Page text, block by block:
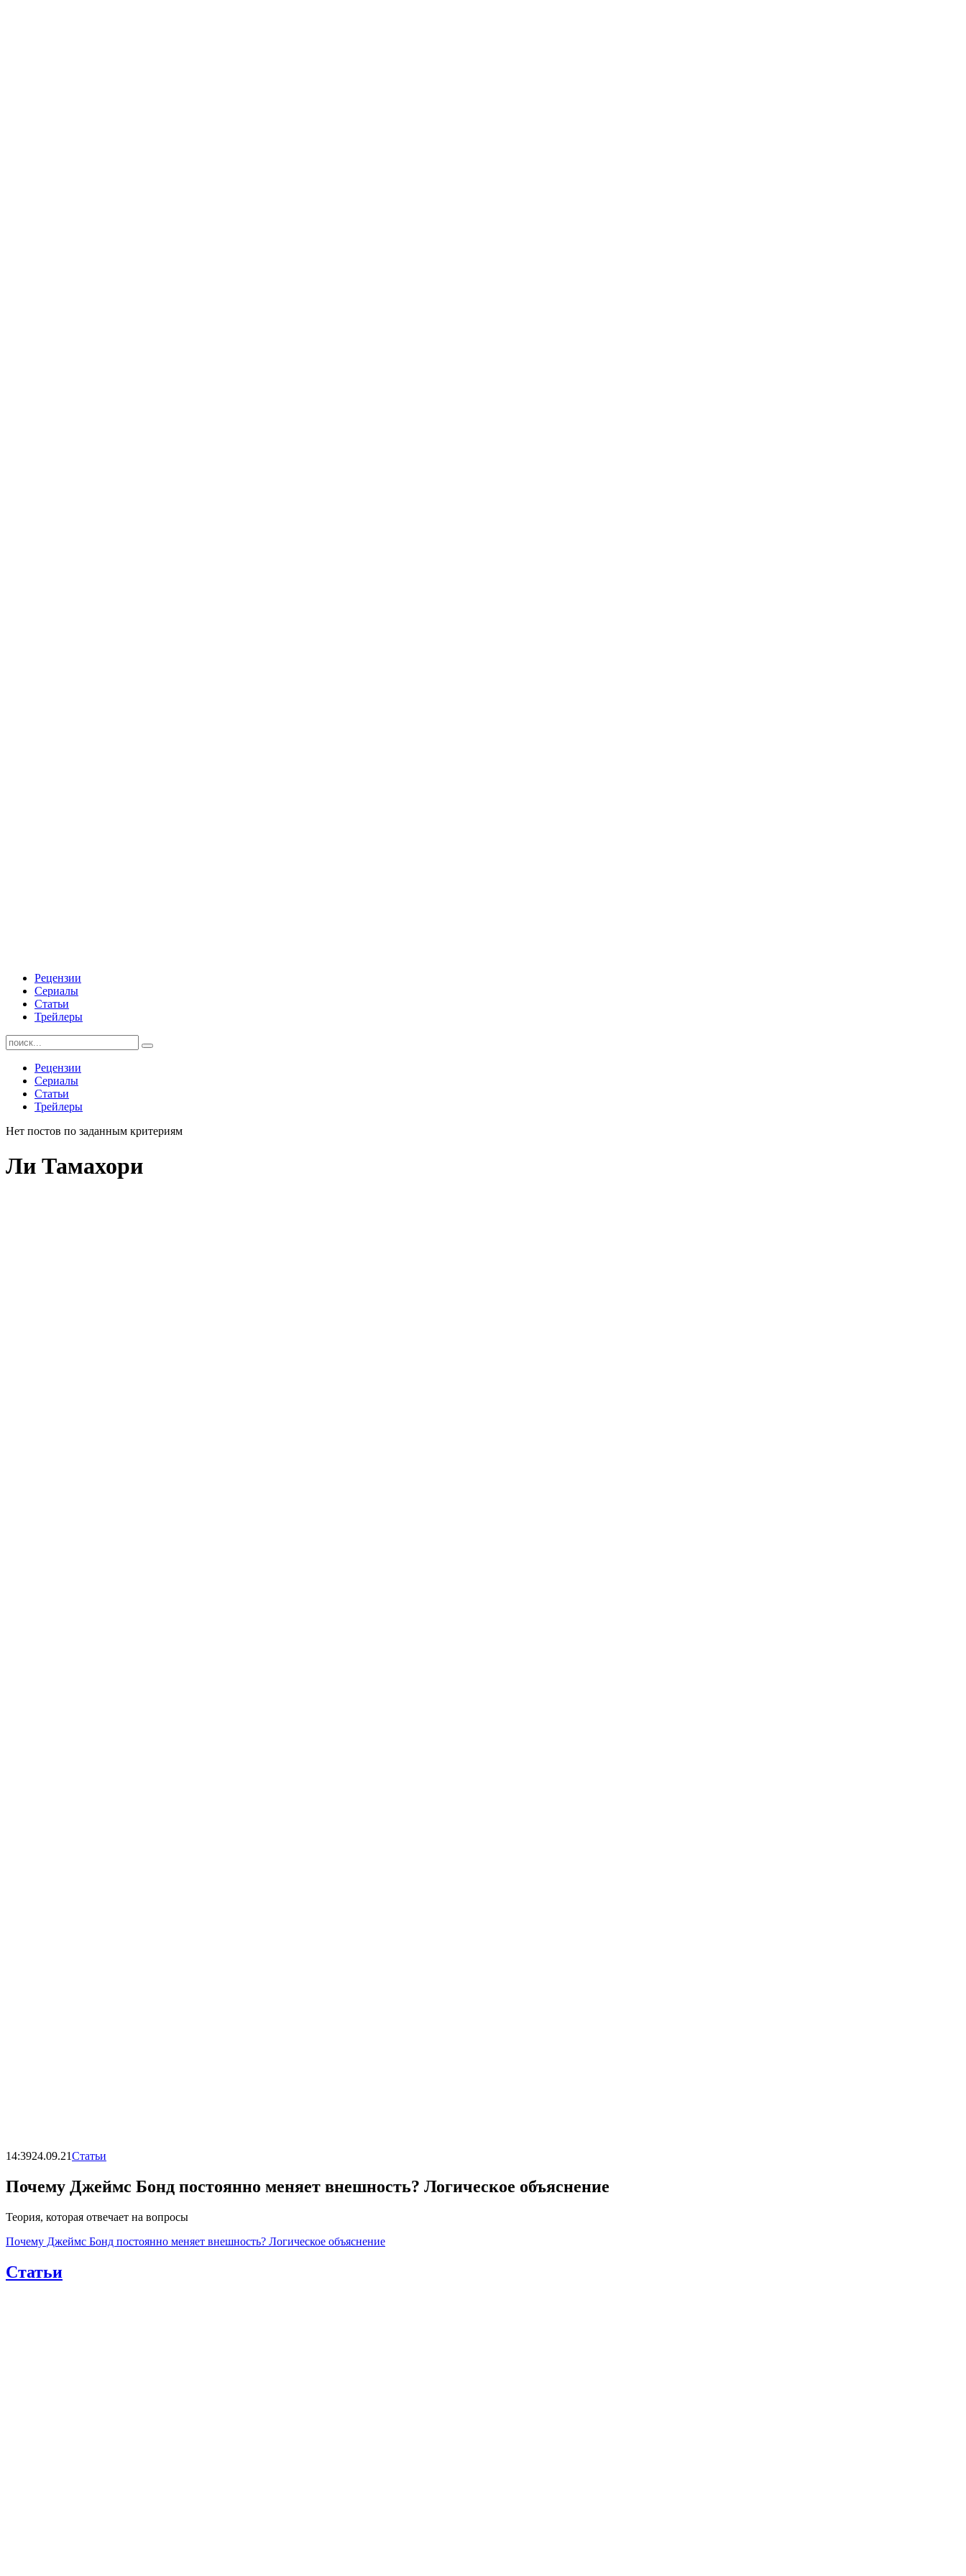
Рецензии
Сериалы
Статьи
Трейлеры
Найти:
Рецензии
Сериалы
Статьи
Трейлеры
Нет постов по заданным критериям
Ли Тамахори
14:3924.09.21Статьи
Почему Джеймс Бонд постоянно меняет внешность? Логическое объяснение
Теория, которая отвечает на вопросы
Почему Джеймс Бонд постоянно меняет внешность? Логическое объяснение
Статьи